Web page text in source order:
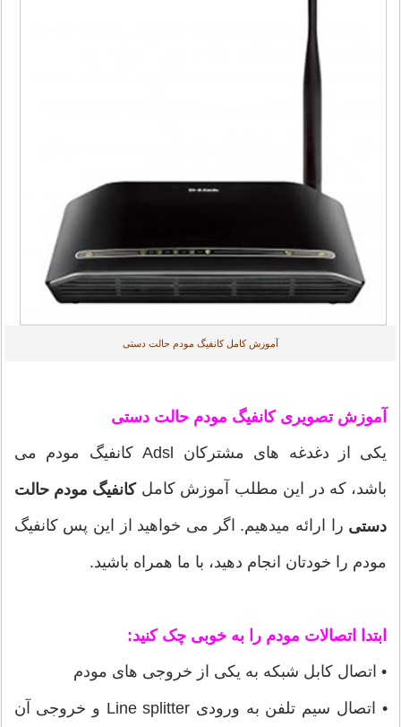
آموزش کامل کانفیگ مودم حالت دستی
آموزش تصویری کانفیگ مودم حالت دستی
یکی از دغدغه های مشترکان Adsl کانفیگ مودم می
باشد، که در این مطلب آموزش کاملکانفیگ مودم حالت
دستی را ارائه میدهیم. اگر می خواهید از این پس کانفیگ
مودم را خودتان انجام دهید، با ما همراه باشید.
ابتدا اتصالات مودم را به خوبی چک کنید:
• اتصال کابل شبکه به یکی از خروجی های مودم
• اتصال سیم تلفن به ورودی Line splitter و خروجی آن